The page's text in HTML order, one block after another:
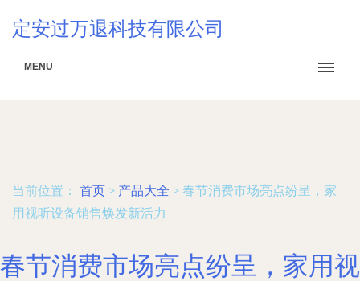
定安过万退科技有限公司
MENU
当前位置： 首页 > 产品大全 > 春节消费市场亮点纷呈，家
用视听设备销售焕发新活力
春节消费市场亮点纷呈，家用视